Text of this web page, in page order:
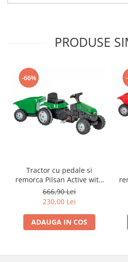
PRODUSE
-66%
Tractor cu pedale si
remorca Pilsan Active with
Trailer 07-316 green
666,90 Lei
230,00 Lei
ADAUGA IN COS